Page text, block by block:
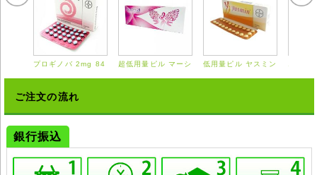
収まって数日してから、本剤の服用を始めてください。
また副作用の症状が出るようでしたら、休薬をおすすめします。
複合ビタミン剤の為、ほぼ全般の方に、お使い頂けますが、以下の方は、
慎重投与になります。
どのビタミンサプリメントも肝臓で代謝し、水溶性のものは過剰摂取する
と腎臓通過し、尿となり排泄されます。
肝機能障害、腎機能障害の方は、服用前に医師にご相談下さい。
パーキンソン病のお薬(レボドバ)を服用中の方は、ビタミンB6と作用が拮
抗する恐れがあります。
現在疾患があり、お薬を服用されている方は、お薬手帳持参の上、薬剤師
の方にご相談下さい。
プロギノバ 2mg 84
超低用量ピル マーシ
低用量ピル ヤスミン
ご注文の流れ
銀行振込